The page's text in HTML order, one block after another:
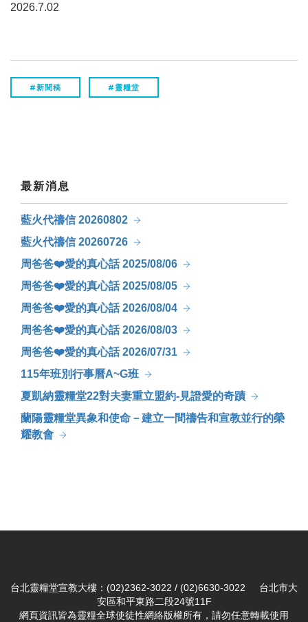
2026.7.02
#新聞稿 #靈糧堂
最新消息
藍火代禱信 20260802
藍火代禱信 20260726
周爸爸❤️愛的真心話 2025/08/06
周爸爸❤️愛的真心話 2025/08/05
周爸爸❤️愛的真心話 2026/08/04
周爸爸❤️愛的真心話 2026/08/03
周爸爸❤️愛的真心話 2026/07/31
115年班別行事曆A~G班
夏凱納靈糧堂22對夫妻重立盟約-見證愛的奇蹟
蘭陽靈糧堂異象和使命－建立一間禱告和宣教並行的榮
耀教會
台北靈糧堂宣教大樓：(02)2362-3022 / (02)6630-3022 台北市大
安區和平東路二段24號11F
網頁資訊皆為靈糧全球使徒性網絡版權所有，請勿任意轉載使用